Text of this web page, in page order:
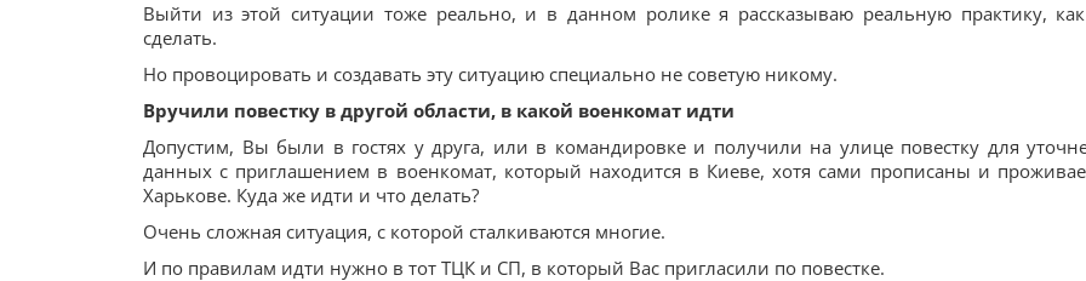
Выйти из этой ситуации тоже реально, и в данном ролике я рассказываю реальную практику,
сделать.
Но провоцировать и создавать эту ситуацию специально не советую никому.
Вручили повестку в другой области, в какой военкомат идти
Допустим, Вы были в гостях у друга, или в командировке и получили на улице повестку для
данных с приглашением в военкомат, который находится в Киеве, хотя сами прописаны и
Харькове. Куда же идти и что делать?
Очень сложная ситуация, с которой сталкиваются многие.
И по правилам идти нужно в тот ТЦК и СП, в который Вас пригласили по повестке.